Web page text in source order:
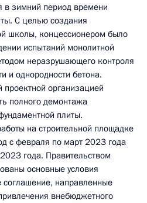
в зимний период времени
С целью создания
школы, концессионером было
испытаний монолитной
неразрушающего контроля
и однородности бетона.
проектной организацией
полного демонтажа
плиты.
на строительной площадке
с февраля по март 2023 года
года. Правительством
основные условия
направленные
внебюджетного